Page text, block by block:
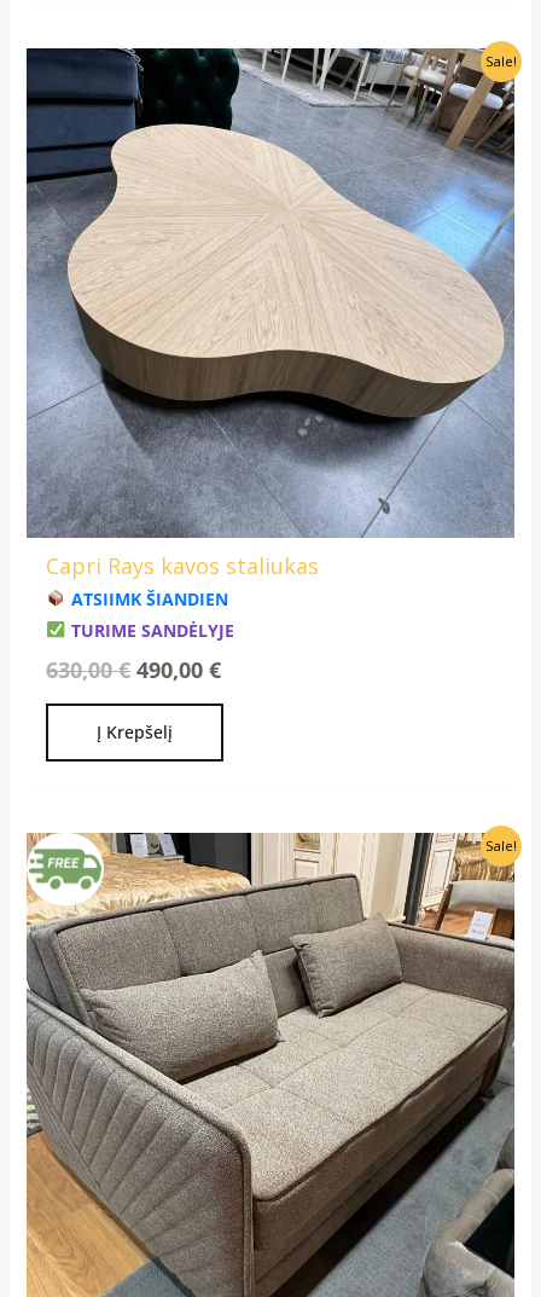
Sale!
Capri Rays kavos staliukas
ATSIIMK ŠIANDIEN
TURIME SANDĖLYJE
630,00€
Original
price
was:
630,00 €.
490,00€
Current
price
is:
490,00 €.
Į Krepšelį
Sale!
Original
price
was:
1100,00 €.
Current
price
is:
690,00 €.